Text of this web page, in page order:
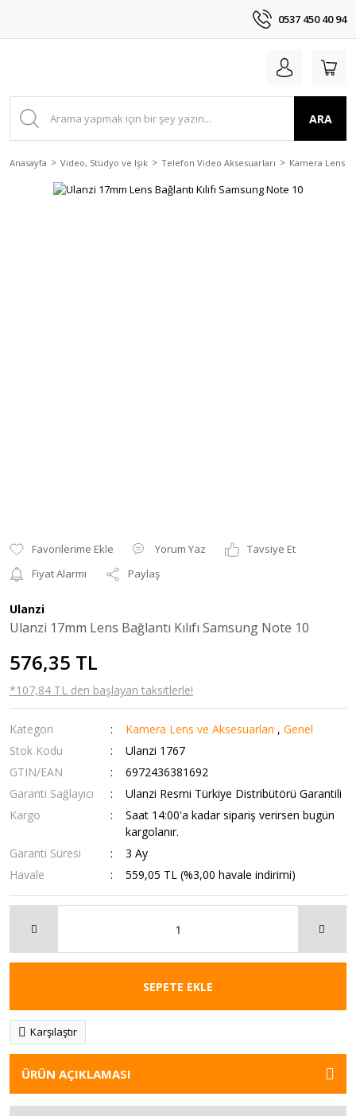
0537 450 40 94
ARA
Anasayfa Video, Stüdyo ve Işık Telefon Video Aksesuarları Kamera Lens
Yorum Yaz
Tavsiye Et
Fiyat Alarmı
Paylaş
Ulanzi
Ulanzi 17mm Lens Bağlantı Kılıfı Samsung Note 10
576,35 TL
*107,84 TL den başlayan taksitlerle!
Kategori Kamera Lens ve Aksesuarları ,Genel
Stok Kodu
Ulanzi 1767
GTIN/EAN
6972436381692
Garanti Sağlayıcı
Ulanzi Resmi Türkiye Distribütörü Garantili
Kargo
Saat 14:00'a kadar sipariş verirsen bugün
kargolanır.
Garanti Süresi
3 Ay
Havale
559,05 TL (%3,00 havale indirimi)
SEPETE EKLE
Karşılaştır
ÜRÜN AÇIKLAMASI